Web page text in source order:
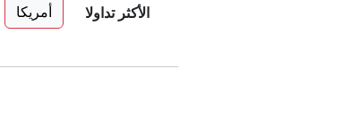
الأكثر تداولا أمريكا